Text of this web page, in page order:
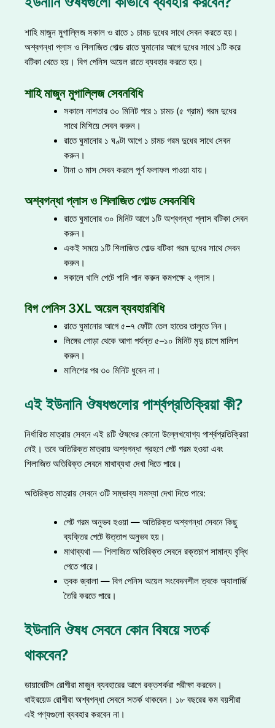
শাহি মাজুন মুগাল্লিজ সকাল ও রাতে ১ চামচ দুধের সাথে সেবন করতে হয়।
অশ্বগন্ধা প্লাস ও শিলাজিত গোল্ড রাতে ঘুমানোর আগে দুধের সাথে ১টি করে
বটিকা খেতে হয়। বিগ পেনিস অয়েল রাতে ব্যবহার করতে হয়।
শাহি মাজুন মুগাল্লিজ সেবনবিধি
সকালে নাশতার ৩০ মিনিট পরে ১ চামচ (৫ গ্রাম) গরম দুধের
সাথে মিশিয়ে সেবন করুন।
রাতে ঘুমানোর ১ ঘণ্টা আগে ১ চামচ গরম দুধের সাথে সেবন
করুন।
টানা ৩ মাস সেবন করলে পূর্ণ ফলাফল পাওয়া যায়।
অশ্বগন্ধা প্লাস ও শিলাজিত গোল্ড সেবনবিধি
রাতে ঘুমানোর ৩০ মিনিট আগে ১টি অশ্বগন্ধা প্লাস বটিকা সেবন
করুন।
একই সময়ে ১টি শিলাজিত গোল্ড বটিকা গরম দুধের সাথে সেবন
করুন।
সকালে খালি পেটে পানি পান করুন কমপক্ষে ২ গ্লাস।
বিগ পেনিস 3XL অয়েল ব্যবহারবিধি
রাতে ঘুমানোর আগে ৫–৭ ফোঁটা তেল হাতের তালুতে নিন।
লিঙ্গের গোড়া থেকে আগা পর্যন্ত ৫–১০ মিনিট মৃদু চাপে মালিশ
করুন।
মালিশের পর ৩০ মিনিট ধুবেন না।
এই ইউনানি ঔষধগুলোর পার্শ্বপ্রতিক্রিয়া কী?
নির্ধারিত মাত্রায় সেবনে এই ৪টি ঔষধের কোনো উল্লেখযোগ্য পার্শ্বপ্রতিক্রিয়া
নেই। তবে অতিরিক্ত মাত্রায় অশ্বগন্ধা গ্রহণে পেট গরম হওয়া এবং
শিলাজিত অতিরিক্ত সেবনে মাথাব্যথা দেখা দিতে পারে।
অতিরিক্ত মাত্রায় সেবনে ৩টি সম্ভাব্য সমস্যা দেখা দিতে পারে:
পেট গরম অনুভব হওয়া — অতিরিক্ত অশ্বগন্ধা সেবনে কিছু
ব্যক্তির পেটে উত্তাপ অনুভব হয়।
মাথাব্যথা — শিলাজিত অতিরিক্ত সেবনে রক্তচাপ সামান্য বৃদ্ধি
পেতে পারে।
ত্বক জ্বালা — বিগ পেনিস অয়েল সংবেদনশীল ত্বকে অ্যালার্জি
তৈরি করতে পারে।
ইউনানি ঔষধ সেবনে কোন বিষয়ে সতর্ক
থাকবেন?
ডায়াবেটিস রোগীরা মাজুন ব্যবহারের আগে রক্তশর্করা পরীক্ষা করবেন।
থাইরয়েড রোগীরা অশ্বগন্ধা সেবনে সতর্ক থাকবেন। ১৮ বছরের কম বয়সীরা
এই পণ্যগুলো ব্যবহার করবেন না।